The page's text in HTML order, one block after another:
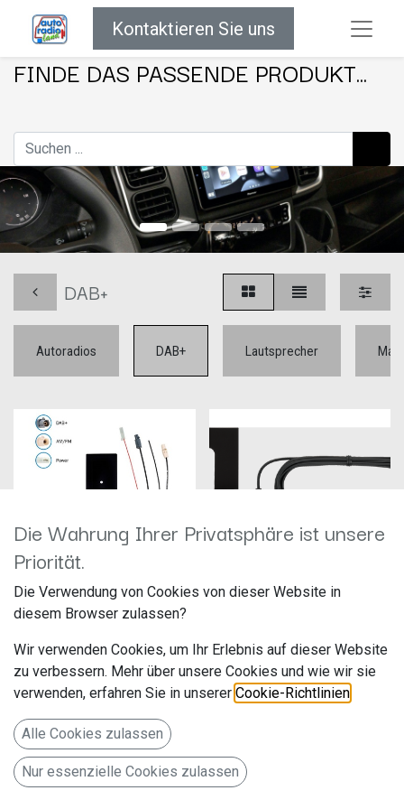
Kontaktieren Sie uns
FINDE DAS PASSENDE PRODUKT...
DAB+
Autoradios DAB+ Lautsprecher
Glasklebeantenne AM/FM, DAB+ (B
III)ATTB_4578_01
Hersteller: Bad Blankenburg
Artikelnummer:
ATTB_4578_01
Blankenburg GmbH
07407 Rudolstadt
www.attb.de
Glasklebe-Innenantenne zur
Klebebefestigung an der
Frontscheibe (1) oder an
113,00€
Hersteller: JVCKenwood
Artikelnummer: CX-DAB1
JVCKENWOOD Deutschland
GmbH
Konrad-Adenauer-Allee 1-11
ie Scheibenklebeantenne CX-
DAB1 ist einfach zu montieren
Die Wahrung Ihrer Privatsphäre ist unsere
Priorität.
Die Verwendung von Cookies von dieser Website in
diesem Browser zulassen?
Wir verwenden Cookies, um Ihr Erlebnis auf dieser Website
zu verbessern. Mehr über unsere Cookies und wie wir sie
verwenden, erfahren Sie in unserer Cookie-Richtlinien
Alle Cookies zulassen
Nur essenzielle Cookies zulassen